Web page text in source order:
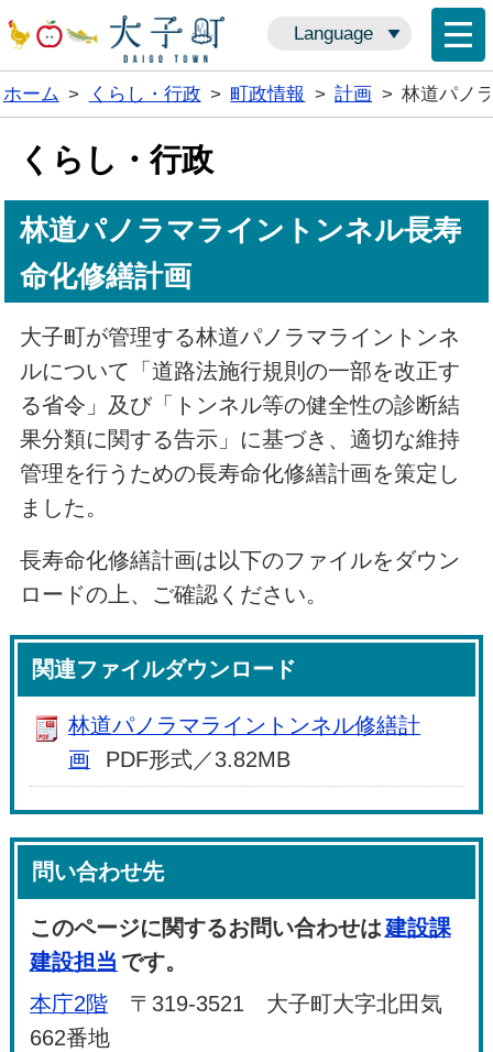
Language
ホーム > くらし・行政 > 町政情報 > 計画 > 林道パノ
くらし・行政
林道パノラマライントンネル長寿
命化修繕計画
大子町が管理する林道パノラマライントンネ
ルについて「道路法施行規則の一部を改正す
る省令」及び「トンネル等の健全性の診断結
果分類に関する告示」に基づき、適切な維持
管理を行うための長寿命化修繕計画を策定し
ました。
長寿命化修繕計画は以下のファイルをダウン
ロードの上、ご確認ください。
関連ファイルダウンロード
林道パノラマライントンネル修繕計
画
PDF形式／3.82MB
問い合わせ先
このページに関するお問い合わせは建設課
建設担当 です。
本庁2階 〒319-3521 大子町大字北田気
662番地